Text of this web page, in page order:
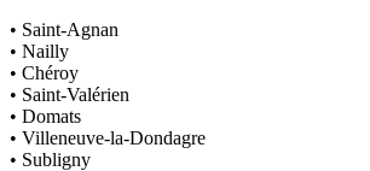
• Saint-Agnan
• Nailly
• Chéroy
• Saint-Valérien
• Domats
• Villeneuve-la-Dondagre
• Subligny